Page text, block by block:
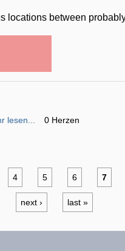
locations between
lesen... 0 Herzen
4 5 6 7
next › last »